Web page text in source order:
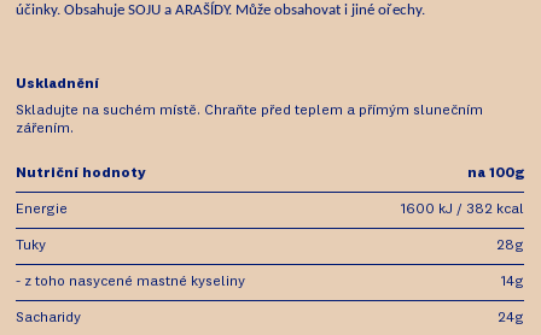
účinky.Obsahuje SOJU a ARAŠÍDY. Může obsahovat i jiné ořechy.
Uskladnění
Skladujte na suchém místě. Chraňte před teplem a přímým slunečním
zářením.
Nutriční hodnoty na 100g
Energie 1600 kJ / 382 kcal
Tuky 28g
- z toho nasycené mastné kyseliny 14g
Sacharidy 24g